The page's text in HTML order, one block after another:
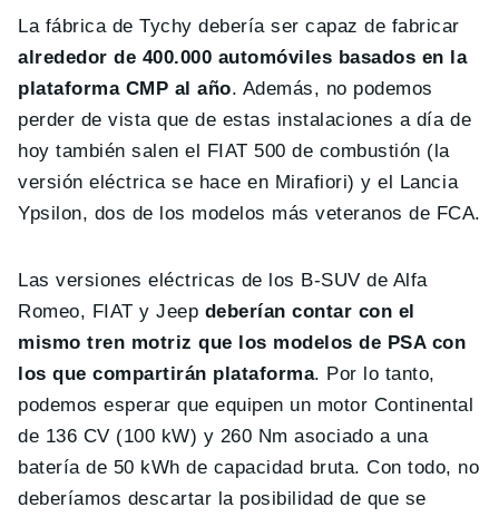
La fábrica de Tychy debería ser capaz de fabricar
alrededor de 400.000 automóviles basados en la
plataforma CMP al año. Además, no podemos
perder de vista que de estas instalaciones a día de
hoy también salen el FIAT 500 de combustión (la
versión eléctrica se hace en Mirafiori) y el Lancia
Ypsilon, dos de los modelos más veteranos de FCA.
Las versiones eléctricas de los B-SUV de Alfa
Romeo, FIAT y Jeep deberían contar con el
mismo tren motriz que los modelos de PSA con
los que compartirán plataforma. Por lo tanto,
podemos esperar que equipen un motor Continental
de 136 CV (100 kW) y 260 Nm asociado a una
batería de 50 kWh de capacidad bruta. Con todo, no
deberíamos descartar la posibilidad de que se